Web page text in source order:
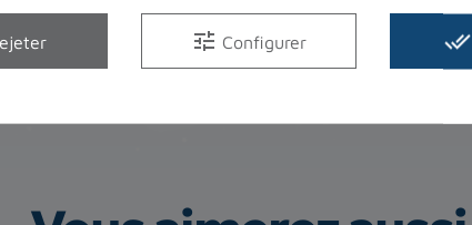
tune Configurer done_all